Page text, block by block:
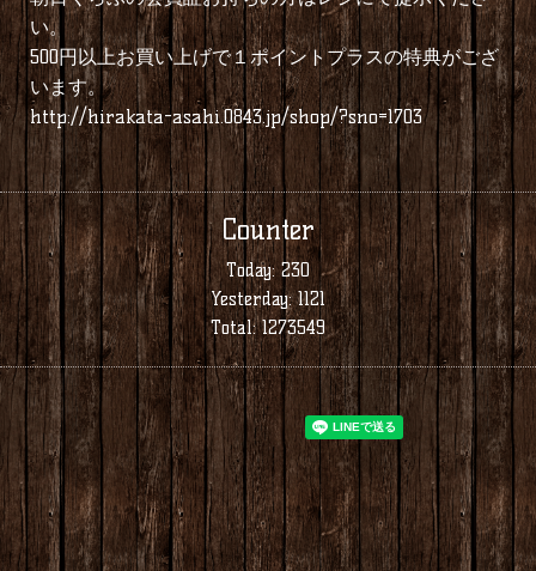
い。
500円以上お買い上げで１ポイントプラスの特典がござ
います。
http://hirakata-asahi.0843.jp/shop/?sno=1703
Counter
Today:230
Yesterday:1121
Total:1273549